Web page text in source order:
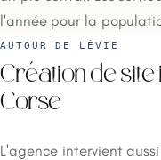
l'année pour la
AUTOUR DE LÉVIE
Création de site
Corse
L'agence intervient